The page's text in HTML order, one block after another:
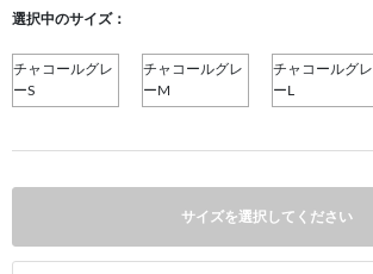
選択中のサイズ：
チャコールグレ
ーS
チャコールグレ
ーM
チャコールグレ
ーL
サイズを選択してください